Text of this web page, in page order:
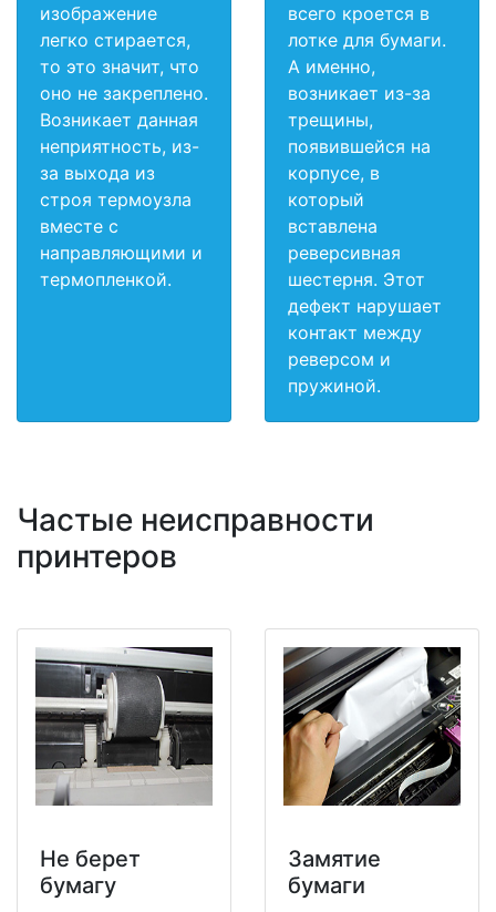
изображение
легко стирается,
то это значит, что
оно не закреплено.
Возникает данная
неприятность, из-
за выхода из
строя термоузла
вместе с
направляющими и
термопленкой.
всего кроется в
лотке для бумаги.
А именно,
возникает из-за
трещины,
появившейся на
корпусе, в
который
вставлена
реверсивная
шестерня. Этот
дефект нарушает
контакт между
реверсом и
пружиной.
Частые неисправности
принтеров
Не берет
бумагу
Замятие
бумаги